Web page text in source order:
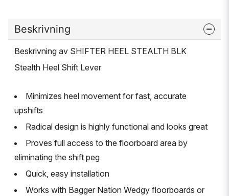
Beskrivning
Beskrivning av SHIFTER HEEL STEALTH BLK
Stealth Heel Shift Lever
Minimizes heel movement for fast, accurate
upshifts
Radical design is highly functional and looks great
Proves full access to the floorboard area by
eliminating the shift peg
Quick, easy installation
Works with Bagger Nation Wedgy floorboards or